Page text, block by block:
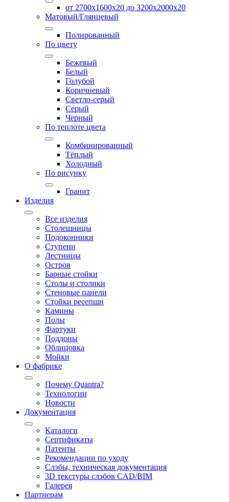
от 2700х1600х20 до 3200x2000х20
Матовый/Глянцевый
Полированный
По цвету
Бежевый
Белый
Голубой
Коричневый
Светло-серый
Серый
Черный
По теплоте цвета
Комбинированный
Тёплый
Холодный
По рисунку
Гранит
Изделия
Все изделия
Столешницы
Подоконники
Ступени
Лестницы
Остров
Барные стойки
Столы и столики
Стеновые панели
Стойки ресепшн
Камины
Полы
Фартуки
Поддоны
Облицовка
Мойки
О фабрике
Почему Quantra?
Технологии
Новости
Документация
Каталоги
Сертификаты
Патенты
Рекомендации по уходу
Слэбы, техническая документация
3D текстуры слэбов CAD/BIM
Галерея
Партнерам